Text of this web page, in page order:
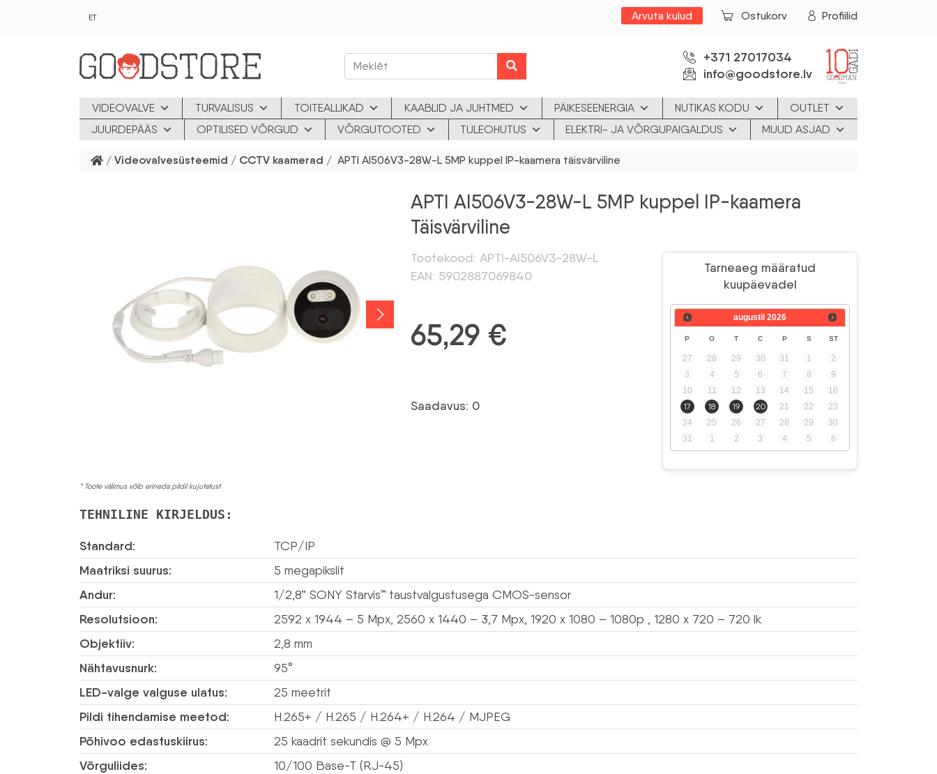
ET Arvuta kulud Ostukorv Profiilid
+371 27017034
info@goodstore.lv
VIDEOVALVE TURVALISUS TOITEALLIKAD KAABLID JA JUHTMED PÄIKESEENERGIA NUTIKAS KODU
OUTLET
JUURDEPÄÄS
OPTILISED VÕRGUD VÕRGUTOOTED TULEOHUTUS ELEKTRI- JA VÕRGUPAIGALDUS MUUD ASJAD
/ Videovalvesüsteemid / CCTV kaamerad / APTI AI506V3-28W-L 5MP kuppel IP-kaamera täisvärviline
* Toote välimus võib erineda pildil kujutatust
APTI AI506V3-28W-L 5MP kuppel IP-kaamera
Täisvärviline
Tootekood: APTI-AI506V3-28W-L
EAN: 5902887069840
Tarneaeg määratud
kuupäevadel
augustil 2026
P O T C P S ST
27 28 29 30 31 1
2
3
4 5 6 7 8
9
10
11 12 13 14 15
16
17
18 19 20 21 22
23
24
25 26 27 28 29
30
31
1 2 3 4 5 6
65,29 €
Saadavus: 0
TEHNILINE KIRJELDUS:
Standard: TCP/IP
Maatriksi suurus: 5 megapikslit
Andur: 1/2,8” SONY Starvis™ taustvalgustusega CMOS-sensor
Resolutsioon: 2592 x 1944 – 5 Mpx, 2560 x 1440 – 3,7 Mpx, 1920 x 1080 – 1080p , 1280 x 720 – 720 lk
Objektiiv: 2,8 mm
Nähtavusnurk: 95°
LED-valge valguse ulatus: 25 meetrit
Pildi tihendamise meetod: H.265+ / H.265 / H.264+ / H.264 / MJPEG
Põhivoo edastuskiirus: 25 kaadrit sekundis @ 5 Mpx
Võrguliides: 10/100 Base-T (RJ-45)